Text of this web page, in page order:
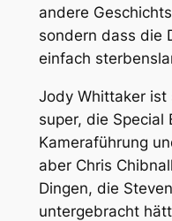
andere
sondern dass die
einfach
Jody Whittaker ist
super, die Special
Kameraführung
aber Chris
Dingen, die
untergebracht